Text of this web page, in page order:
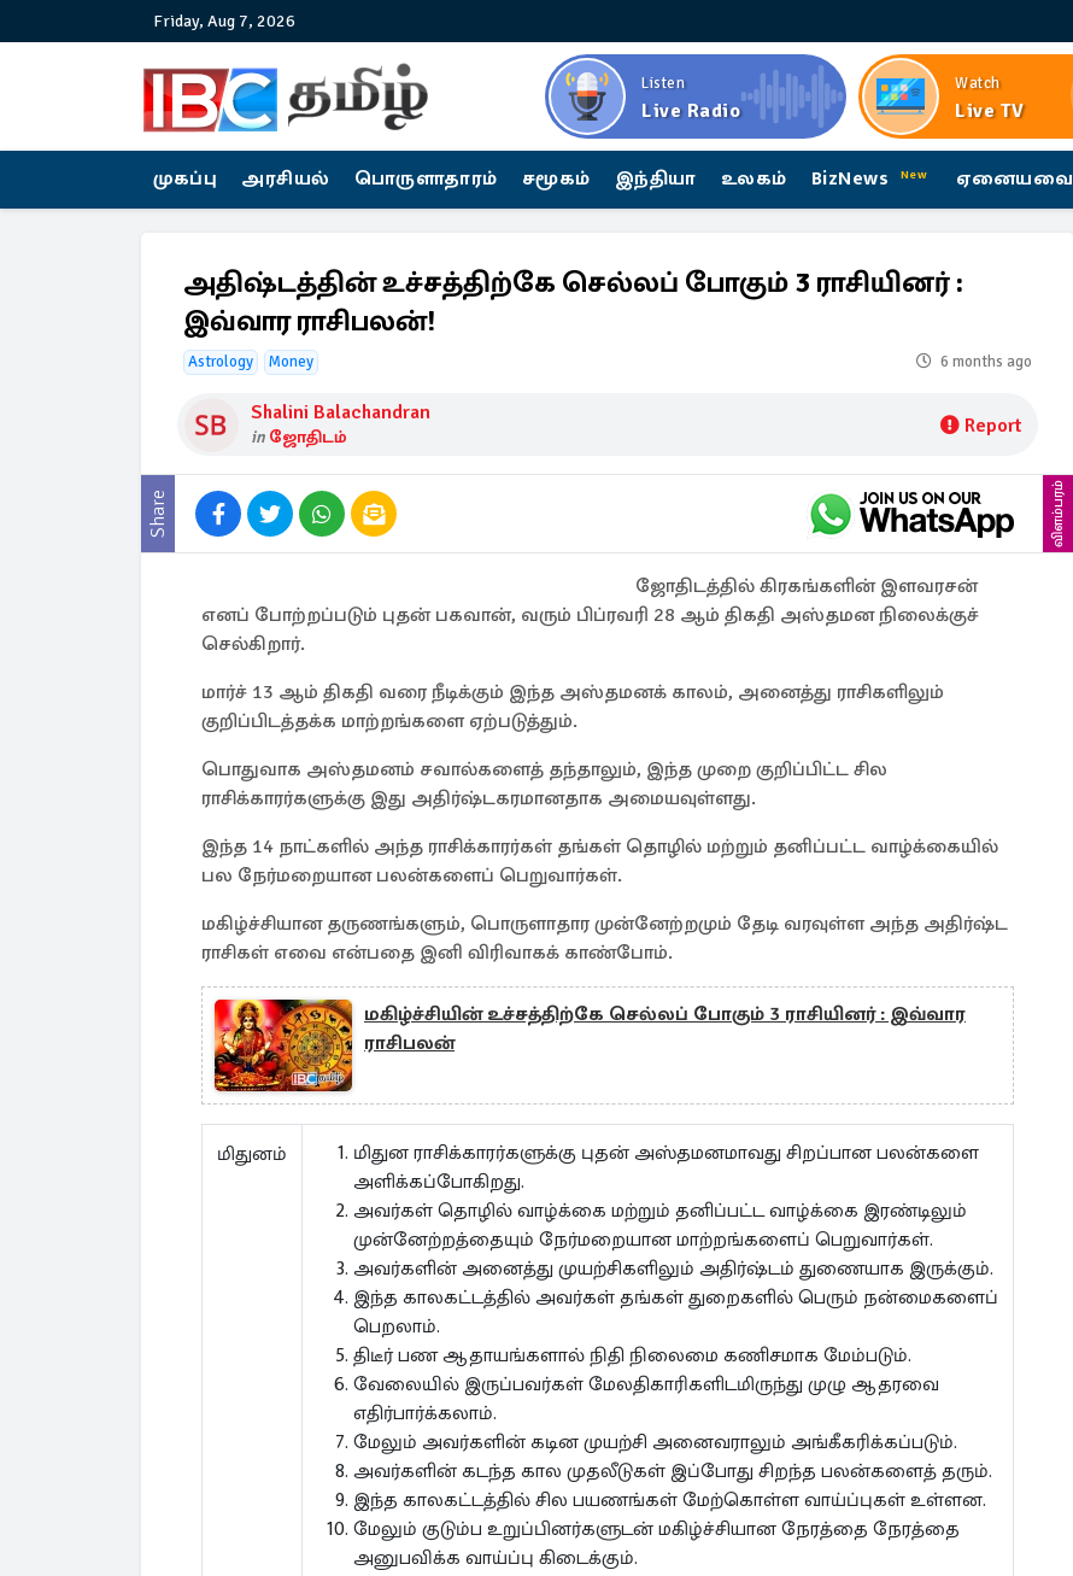
Friday, Aug 7, 2026
Listen
Live Radio
Watch
Live TV
முகப்பு அரசியல் பொருளாதாரம் சமூகம் இந்தியா உலகம் BizNews New ஏனையவை
அதிஷ்டத்தின் உச்சத்திற்கே செல்லப் போகும் 3 ராசியினர் :
இவ்வார ராசிபலன்!
Astrology Money 6 months ago
Shalini Balachandran
in ஜோதிடம் Report
Share விளம்பரம்
ஜோதிடத்தில் கிரகங்களின் இளவரசன்
எனப் போற்றப்படும் புதன் பகவான், வரும் பிப்ரவரி 28 ஆம் திகதி அஸ்தமன நிலைக்குச்
செல்கிறார்.
மார்ச் 13 ஆம் திகதி வரை நீடிக்கும் இந்த அஸ்தமனக் காலம், அனைத்து ராசிகளிலும்
குறிப்பிடத்தக்க மாற்றங்களை ஏற்படுத்தும்.
பொதுவாக அஸ்தமனம் சவால்களைத் தந்தாலும், இந்த முறை குறிப்பிட்ட சில
ராசிக்காரர்களுக்கு இது அதிர்ஷ்டகரமானதாக அமையவுள்ளது.
இந்த 14 நாட்களில் அந்த ராசிக்காரர்கள் தங்கள் தொழில் மற்றும் தனிப்பட்ட வாழ்க்கையில்
பல நேர்மறையான பலன்களைப் பெறுவார்கள்.
மகிழ்ச்சியான தருணங்களும், பொருளாதார முன்னேற்றமும் தேடி வரவுள்ள அந்த அதிர்ஷ்ட
ராசிகள் எவை என்பதை இனி விரிவாகக் காண்போம்.
மகிழ்ச்சியின் உச்சத்திற்கே செல்லப் போகும் 3 ராசியினர் : இவ்வார
ராசிபலன்
மிதுனம்
மிதுன ராசிக்காரர்களுக்கு புதன் அஸ்தமனமாவது சிறப்பான பலன்களை
அளிக்கப்போகிறது.
அவர்கள் தொழில் வாழ்க்கை மற்றும் தனிப்பட்ட வாழ்க்கை இரண்டிலும்
முன்னேற்றத்தையும் நேர்மறையான மாற்றங்களைப் பெறுவார்கள்.
அவர்களின் அனைத்து முயற்சிகளிலும் அதிர்ஷ்டம் துணையாக இருக்கும்.
இந்த காலகட்டத்தில் அவர்கள் தங்கள் துறைகளில் பெரும் நன்மைகளைப்
பெறலாம்.
திடீர் பண ஆதாயங்களால் நிதி நிலைமை கணிசமாக மேம்படும்.
வேலையில் இருப்பவர்கள் மேலதிகாரிகளிடமிருந்து முழு ஆதரவை
எதிர்பார்க்கலாம்.
மேலும் அவர்களின் கடின முயற்சி அனைவராலும் அங்கீகரிக்கப்படும்.
அவர்களின் கடந்த கால முதலீடுகள் இப்போது சிறந்த பலன்களைத் தரும்.
இந்த காலகட்டத்தில் சில பயணங்கள் மேற்கொள்ள வாய்ப்புகள் உள்ளன.
மேலும் குடும்ப உறுப்பினர்களுடன் மகிழ்ச்சியான நேரத்தை நேரத்தை
அனுபவிக்க வாய்ப்பு கிடைக்கும்.